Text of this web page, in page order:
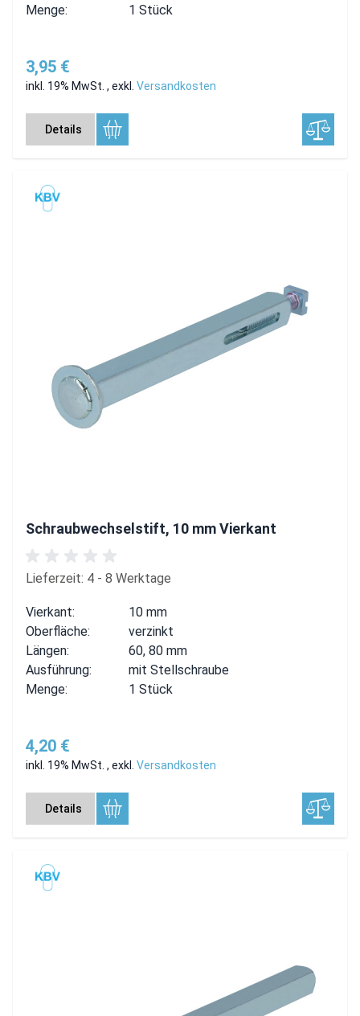
Menge:
1 Stück
3,95 €
inkl. 19% MwSt. , exkl. Versandkosten
Details
Schraubwechselstift, 10 mm Vierkant
Lieferzeit: 4 - 8 Werktage
Vierkant:
10 mm
Oberfläche:
verzinkt
Längen:
60, 80 mm
Ausführung:
mit Stellschraube
Menge:
1 Stück
4,20 €
inkl. 19% MwSt. , exkl. Versandkosten
Details